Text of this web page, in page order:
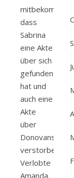
mitbekommen,
dass
Sabrina
eine Akte
über sich
gefunden
hat und
auch eine
Akte
über
Donovans
verstorbene
Verlobte
Amanda.